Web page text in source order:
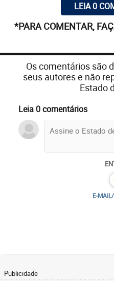
LEIA 0
*PARA COMENTAR,
Os comentários são
seus autores e não
Estado
Leia 0 comentários
E-
Publicidade